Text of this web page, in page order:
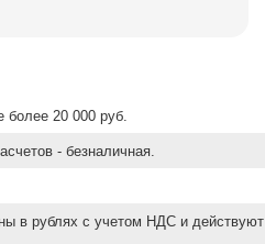
более 20 000 руб.
- безналичная.
в рублях с учетом НДС и